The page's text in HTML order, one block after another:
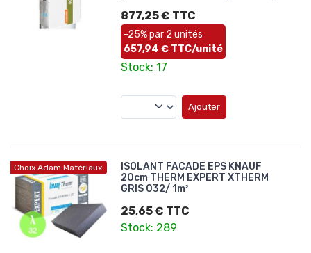
877,25 € TTC
-25% par 2 unités
657,94 € TTC/unité
Stock: 17
Ajouter
Choix Adam Matériaux
ISOLANT FACADE EPS KNAUF
20cm THERM EXPERT XTHERM
GRIS 032/ 1m²
25,65 € TTC
Stock: 289